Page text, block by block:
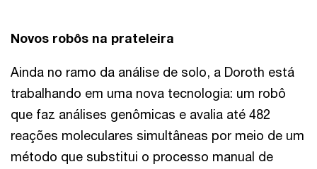
Novos robôs na prateleira
Ainda no ramo da análise de solo, a Doroth está
trabalhando em uma nova tecnologia: um robô
que faz análises genômicas e avalia até 482
reações moleculares simultâneas por meio de um
método que substitui o processo manual de